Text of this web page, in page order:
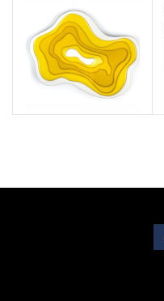
Messenslijpen
BLOG: "jarig!!"